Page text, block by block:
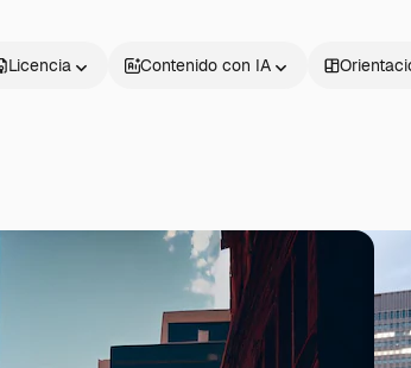
Licencia Contenido con IA
Productos